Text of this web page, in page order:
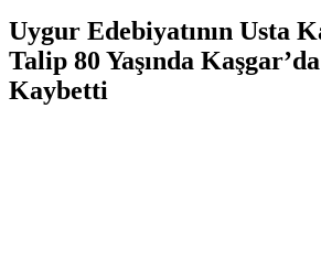
Uygur Edebiyatının Usta
Talip 80 Yaşında
Kaybetti